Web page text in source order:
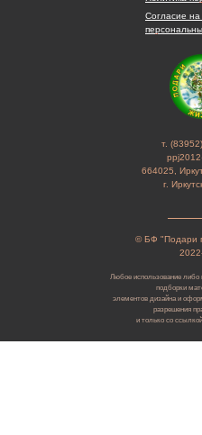
т.
664025,
г.
© БФ "Подари
Любое использование либо
подборки
элементов дизайна и
разрешения
и только со
Согласие на